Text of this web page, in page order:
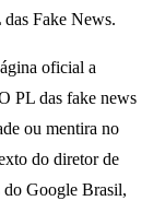
das Fake News.
oficial a
PL das fake news
ou mentira no
do diretor de
do Google Brasil,